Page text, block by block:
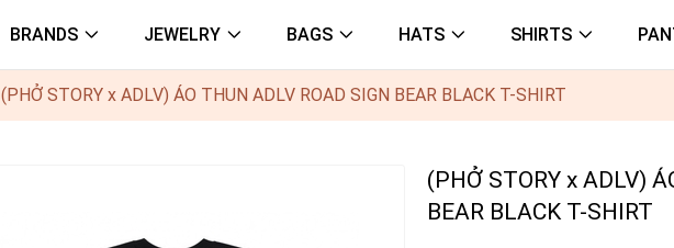
BRANDS JEWELRY BAGS HATS SHIRTS
(PHỞ STORY x ADLV) ÁO THUN ADLV ROAD SIGN BEAR BLACK T-SHIRT
(PHỞ STORY x ADLV)
BEAR BLACK T-SHIRT